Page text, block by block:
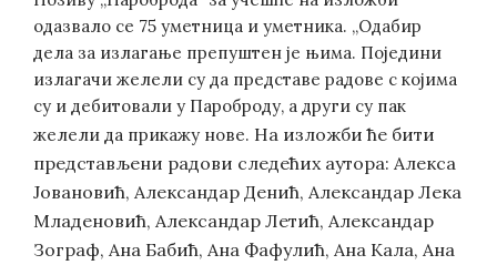
одазвало се 75 уметница и уметника. „Одабир
дела за излагање препуштен је њима. Поједини
излагачи желели су да представе радове с којима
су и дебитовали у Пароброду, а други су пак
желели да прикажу нове. На изложби ће бити
представљени радови следећих аутора: Алекса
Јовановић, Александар Денић, Александар Лека
Младеновић, Александар Летић, Александар
Зограф, Ана Бабић, Ана Фафулић, Ана Кала, Ана